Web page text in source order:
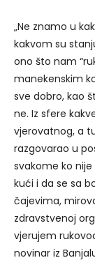
„Ne znamo u
kakvom su
ono što nam
manekenskim
sve dobro, kao
ne. Iz sfere
vjerovatnog, a
razgovarao u
svakome ko
kući i da se sa
čajevima,
zdravstvenoj
vjerujem
novinar iz